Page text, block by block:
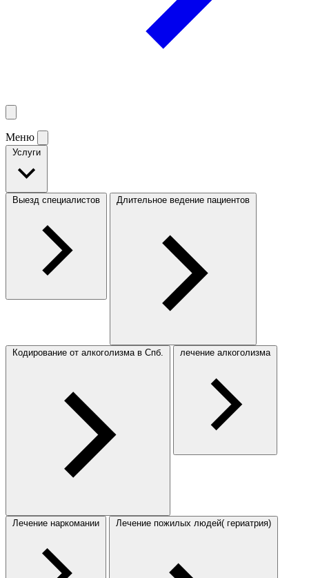
Меню
Услуги
Выезд специалистов Длительное ведение пациентов
Кодирование от алкоголизма в Спб. лечение алкоголизма
Лечение наркомании Лечение пожилых людей( гериатрия)